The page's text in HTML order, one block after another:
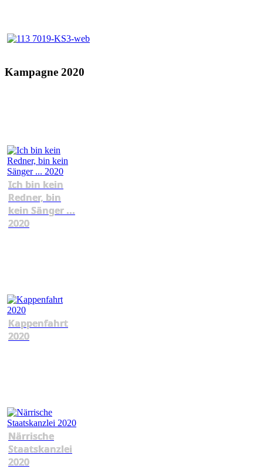
Kampagne 2020
Ich bin kein
Redner, bin
kein Sänger ...
2020
Kappenfahrt
2020
Närrische
Staatskanzlei
2020